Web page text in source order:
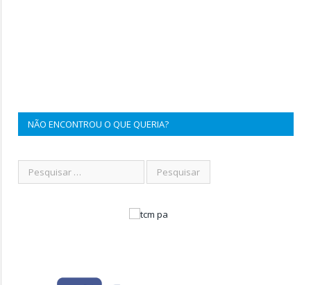
NÃO ENCONTROU O QUE QUERIA?